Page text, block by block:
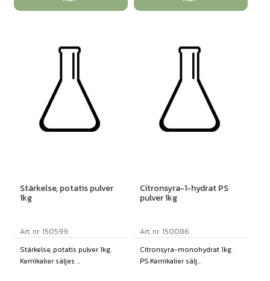
Stärkelse, potatis pulver
1kg
Art. nr: 150599
Stärkelse, potatis pulver 1kg.
Kemikalier säljes ...
Citronsyra-1-hydrat PS
pulver 1kg
Art. nr: 150086
Citronsyra-monohydrat 1kg.
PS.Kemikalier sälj...